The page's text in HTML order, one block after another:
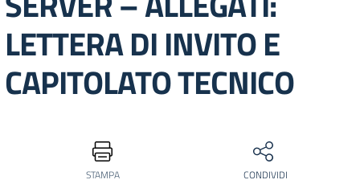
LETTERA DI INVITO E
CAPITOLATO TECNICO
STAMPA CONDIVIDI